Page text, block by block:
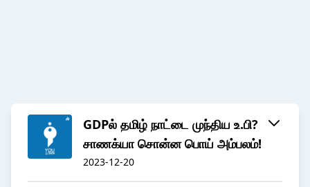
GDPல் தமிழ் நாட்டை முந்திய உ.பி?
சாணக்யா சொன்ன பொய் அம்பலம்!
2023-12-20